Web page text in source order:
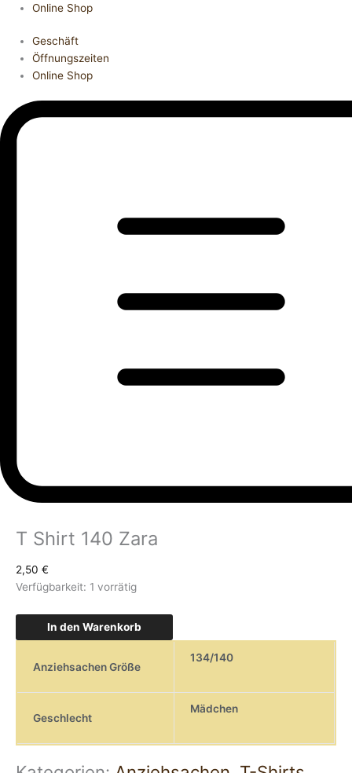
Online Shop
Geschäft
Öffnungszeiten
Online Shop
T Shirt 140 Zara
2,50 €
Verfügbarkeit: 1 vorrätig
In den Warenkorb
Anziehsachen Größe
134/140
Geschlecht
Mädchen